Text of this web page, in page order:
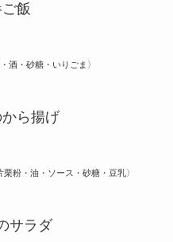
飯
酒・砂糖・いりごま〉
から揚げ
粉・油・ソース・砂糖・豆乳〉
サラダ